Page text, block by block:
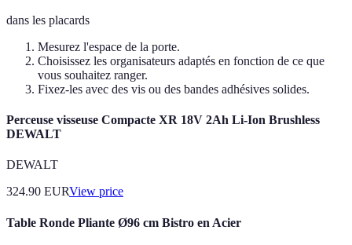
dans les placards
Mesurez l'espace de la porte.
Choisissez les organisateurs adaptés en fonction de ce que
vous souhaitez ranger.
Fixez-les avec des vis ou des bandes adhésives solides.
Perceuse visseuse Compacte XR 18V 2Ah Li-Ion Brushless
DEWALT
DEWALT
324.90 EURView price
Table Ronde Pliante Ø96 cm Bistro en Acier